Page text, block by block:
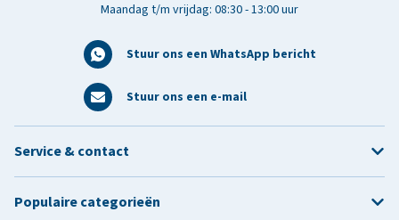
Maandag t/m vrijdag: 08:30 - 13:00 uur
Stuur ons een WhatsApp bericht
Stuur ons een e-mail
Service & contact
Populaire categorieën